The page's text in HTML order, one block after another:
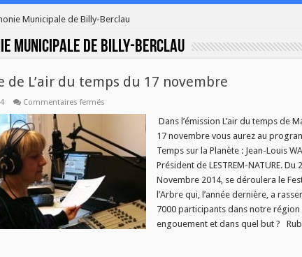
Municipale de Billy-Berclau
Municipale de Billy-Berclau
de L’air du temps du 17 novembre
Commentaires ferméssur
du
temps
du
novembre
Dans l’émission L’air du temps de
17 novembre vous aurez au
Temps sur la Planète : Jean-Louis
Président de LESTREM-NATURE. Du
Novembre 2014, se déroulera le
l’Arbre qui, l’année dernière, a
7000 participants dans notre
engouement et dans quel but ?